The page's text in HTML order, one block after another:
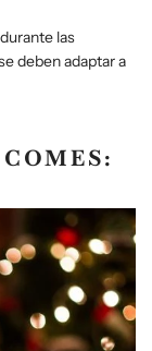
las
deben adaptar a